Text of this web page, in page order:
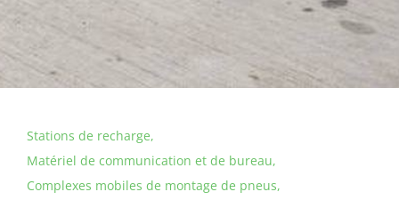
Stations de recharge
Matériel de communication et de bureau
Complexes mobiles de montage de pneus